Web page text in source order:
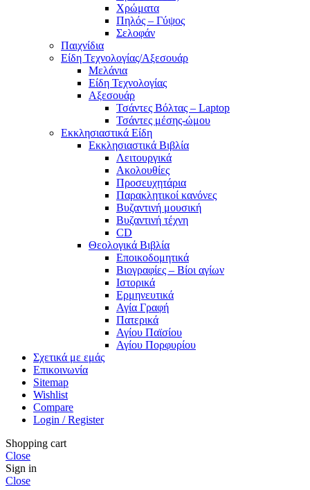
Χρώματα
Πηλός – Γύψος
Σελοφάν
Παιχνίδια
Είδη Τεχνολογίας/Αξεσουάρ
Μελάνια
Είδη Τεχνολογίας
Αξεσουάρ
Τσάντες Βόλτας – Laptop
Τσάντες μέσης-ώμου
Εκκλησιαστικά Είδη
Εκκλησιαστικά Βιβλία
Λειτουργικά
Ακολουθίες
Προσευχητάρια
Παρακλητικοί κανόνες
Βυζαντινή μουσική
Βυζαντινή τέχνη
CD
Θεολογικά Βιβλία
Εποικοδομητικά
Βιογραφίες – Βίοι αγίων
Ιστορικά
Ερμηνευτικά
Αγία Γραφή
Πατερικά
Αγίου Παϊσίου
Αγίου Πορφυρίου
Σχετικά με εμάς
Επικοινωνία
Sitemap
Wishlist
Compare
Login / Register
Shopping cart
Close
Sign in
Close